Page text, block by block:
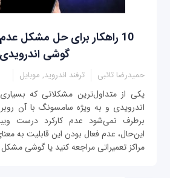
10 راهکار برای حل مشکل
گوشی‌ اندرویدی
حمیدرضا تائبی ترفند اندروید, موبایل
یکی از متداول‌ترین مشکلاتی که
اندرویدی و به ویژه سامسونگ با آن
برطرف نمی‌شود عدم کارکرد درست
این‌حال، عدم فعال بودن این قابلیت به
مراکز تعمیراتی مراجعه کنید یا گوشی